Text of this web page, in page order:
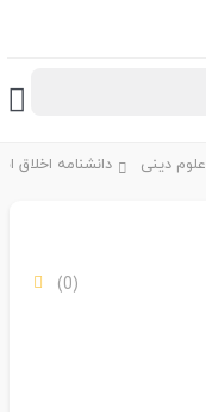
علوم دینی
(0)